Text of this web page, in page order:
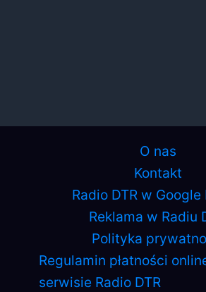
O nas
Kontakt
Radio DTR w Google
Reklama w Radiu
Polityka
Regulamin płatności
serwisie Radio DTR